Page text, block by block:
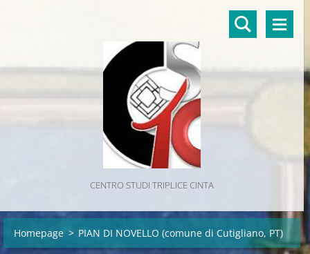
CENTRO STUDI TRIPLICE CINTA
Homepage > PIAN DI NOVELLO (comune di Cutigliano, PT)